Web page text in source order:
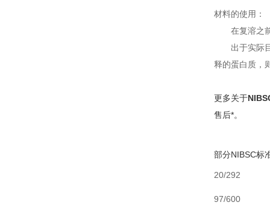
材料的使用：
在复溶之
出于实际
释的蛋白质，
更多关于
售后*。
部分NIBSC标
20/292
97/600